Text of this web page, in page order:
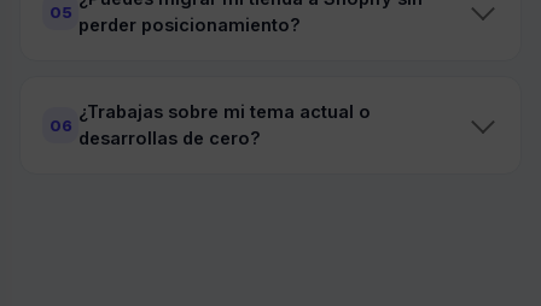
05
perder posicionamiento?
06
¿Trabajas sobre mi tema actual o
desarrollas de cero?